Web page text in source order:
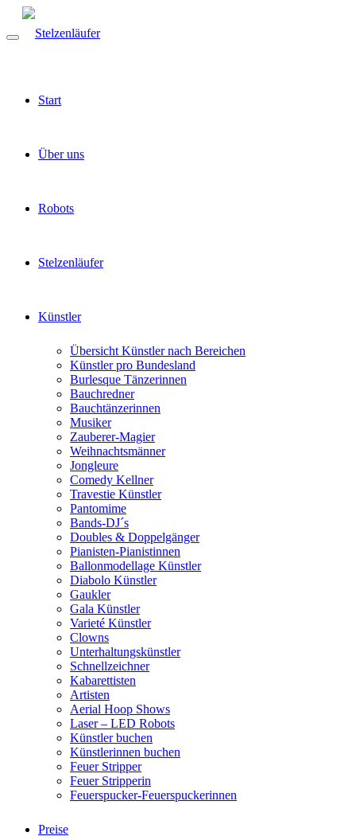
Start
Über uns
Robots
Stelzenläufer
Künstler
Übersicht Künstler nach Bereichen
Künstler pro Bundesland
Burlesque Tänzerinnen
Bauchredner
Bauchtänzerinnen
Musiker
Zauberer-Magier
Weihnachtsmänner
Jongleure
Comedy Kellner
Travestie Künstler
Pantomime
Bands-DJ´s
Doubles & Doppelgänger
Pianisten-Pianistinnen
Ballonmodellage Künstler
Diabolo Künstler
Gaukler
Gala Künstler
Varieté Künstler
Clowns
Unterhaltungskünstler
Schnellzeichner
Kabarettisten
Artisten
Aerial Hoop Shows
Laser – LED Robots
Künstler buchen
Künstlerinnen buchen
Feuer Stripper
Feuer Stripperin
Feuerspucker-Feuerspuckerinnen
Preise